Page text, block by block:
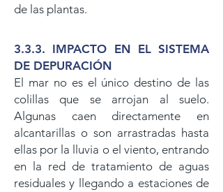
de las plantas.
3.3.3. IMPACTO EN EL SISTEMA
DE DEPURACIÓN
El mar no es el único destino de las
colillas que se arrojan al suelo.
Algunas caen directamente en
alcantarillas o son arrastradas hasta
ellas por la lluvia o el viento, entrando
en la red de tratamiento de aguas
residuales y llegando a estaciones de